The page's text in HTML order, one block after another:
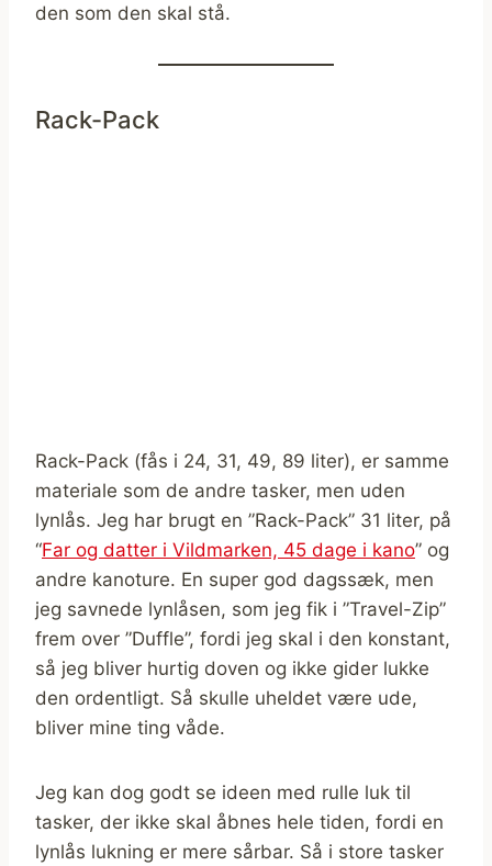
den som den skal stå.
Rack-Pack
Rack-Pack (fås i 24, 31, 49, 89 liter), er samme
materiale som de andre tasker, men uden
lynlås. Jeg har brugt en ”Rack-Pack” 31 liter, på
“Far og datter i Vildmarken, 45 dage i kano” og
andre kanoture. En super god dagssæk, men
jeg savnede lynlåsen, som jeg fik i ”Travel-Zip”
frem over ”Duffle”, fordi jeg skal i den konstant,
så jeg bliver hurtig doven og ikke gider lukke
den ordentligt. Så skulle uheldet være ude,
bliver mine ting våde.
Jeg kan dog godt se ideen med rulle luk til
tasker, der ikke skal åbnes hele tiden, fordi en
lynlås lukning er mere sårbar. Så i store tasker